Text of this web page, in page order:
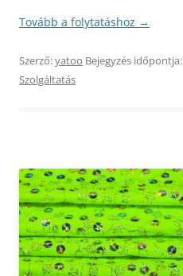
Tovább a folytatáshoz →
Szerző:yatoo Bejegyzés időpontja:
Szolgáltatás